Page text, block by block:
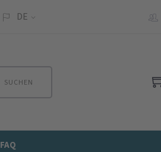
DE
SUCHEN
FAQ